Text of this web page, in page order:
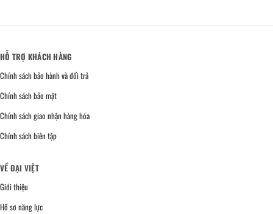
HỖ TRỢ KHÁCH HÀNG
Chính sách bảo hành và đổi trả
Chính sách bảo mật
Chính sách giao nhận hàng hóa
Chính sách biên tập
VỀ ĐẠI VIỆT
Giới thiệu
Hồ sơ năng lực